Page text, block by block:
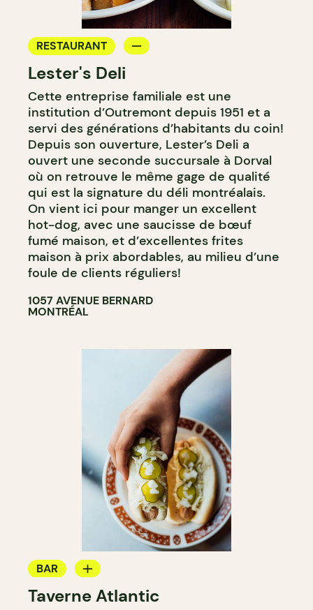
RESTAURANT
Lester's Deli
Cette entreprise familiale est une
institution d’Outremont depuis 1951 et a
servi des générations d’habitants du coin!
Depuis son ouverture, Lester’s Deli a
ouvert une seconde succursale à Dorval
où on retrouve le même gage de qualité
qui est la signature du déli montréalais.
On vient ici pour manger un excellent
hot-dog, avec une saucisse de bœuf
fumé maison, et d’excellentes frites
maison à prix abordables, au milieu d’une
foule de clients réguliers!
1057 AVENUE BERNARD
MONTRÉAL
BAR
BAR À COCKTAIL
Taverne Atlantic